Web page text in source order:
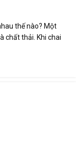
thế nào? Một
chất thải. Khi chai